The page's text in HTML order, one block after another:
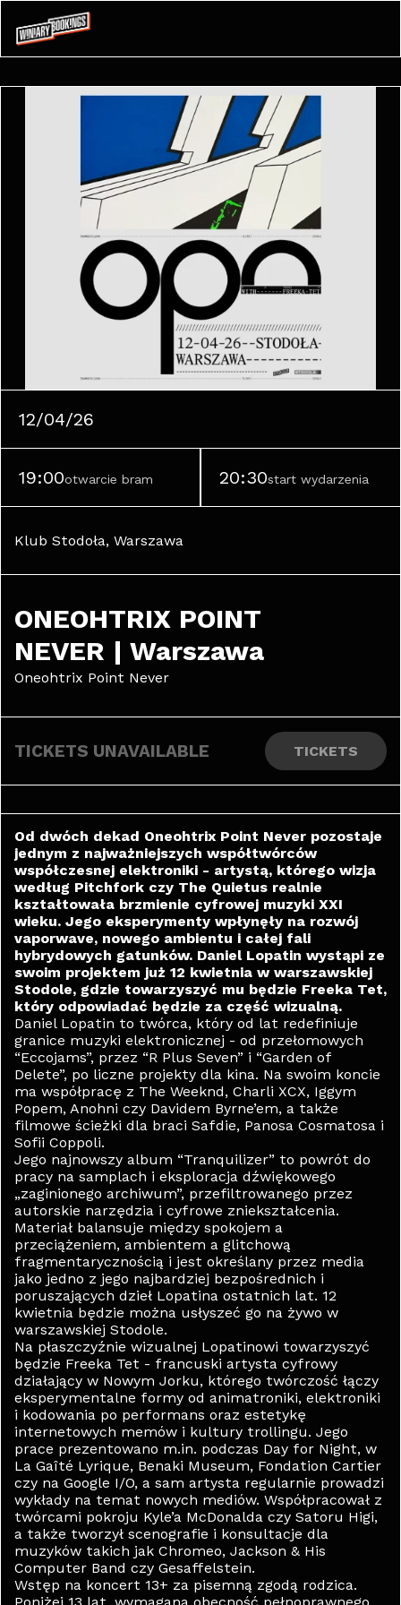
12/04/26
19:00otwarcie bram 20:30start wydarzenia
Klub Stodoła, Warszawa
ONEOHTRIX POINT
NEVER | Warszawa
Oneohtrix Point Never
TICKETS UNAVAILABLE TICKETS
Od dwóch dekad Oneohtrix Point Never pozostaje
jednym z najważniejszych współtwórców
współczesnej elektroniki - artystą, którego wizja
według Pitchfork czy The Quietus realnie
kształtowała brzmienie cyfrowej muzyki XXI
wieku. Jego eksperymenty wpłynęły na rozwój
vaporwave, nowego ambientu i całej fali
hybrydowych gatunków. Daniel Lopatin wystąpi ze
swoim projektem już 12 kwietnia w warszawskiej
Stodole, gdzie towarzyszyć mu będzie Freeka Tet,
który odpowiadać będzie za część wizualną.
Daniel Lopatin to twórca, który od lat redefiniuje
granice muzyki elektronicznej - od przełomowych
“Eccojams”, przez “R Plus Seven” i “Garden of
Delete”, po liczne projekty dla kina. Na swoim koncie
ma współpracę z The Weeknd, Charli XCX, Iggym
Popem, Anohni czy Davidem Byrne’em, a także
filmowe ścieżki dla braci Safdie, Panosa Cosmatosa i
Sofii Coppoli.
Jego najnowszy album “Tranquilizer” to powrót do
pracy na samplach i eksploracja dźwiękowego
„zaginionego archiwum”, przefiltrowanego przez
autorskie narzędzia i cyfrowe zniekształcenia.
Materiał balansuje między spokojem a
przeciążeniem, ambientem a glitchową
fragmentarycznością i jest określany przez media
jako jedno z jego najbardziej bezpośrednich i
poruszających dzieł Lopatina ostatnich lat. 12
kwietnia będzie można usłyszeć go na żywo w
warszawskiej Stodole.
Na płaszczyźnie wizualnej Lopatinowi towarzyszyć
będzie Freeka Tet - francuski artysta cyfrowy
działający w Nowym Jorku, którego twórczość łączy
eksperymentalne formy od animatroniki, elektroniki
i kodowania po performans oraz estetykę
internetowych memów i kultury trollingu. Jego
prace prezentowano m.in. podczas Day for Night, w
La Gaîté Lyrique, Benaki Museum, Fondation Cartier
czy na Google I/O, a sam artysta regularnie prowadzi
wykłady na temat nowych mediów. Współpracował z
twórcami pokroju Kyle’a McDonalda czy Satoru Higi,
a także tworzył scenografie i konsultacje dla
muzyków takich jak Chromeo, Jackson & His
Computer Band czy Gesaffelstein.
Wstęp na koncert 13+ za pisemną zgodą rodzica.